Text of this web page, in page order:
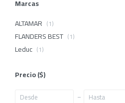
Marcas
ALTAMAR (1)
FLANDERS BEST (1)
Leduc (1)
Precio($)